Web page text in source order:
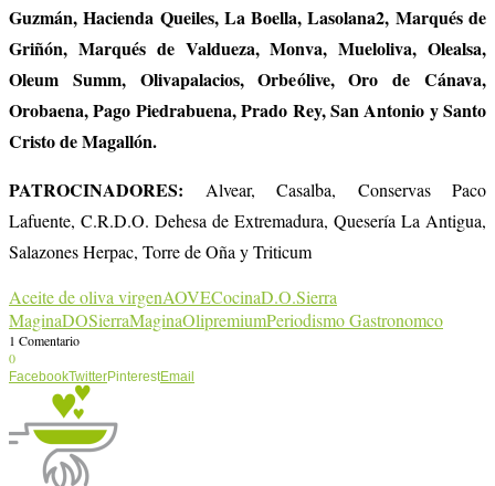
Guzmán, Hacienda Queiles, La Boella, Lasolana2, Marqués de
Griñón, Marqués de Valdueza, Monva, Mueloliva, Olealsa,
Oleum Summ, Olivapalacios, Orbeólive, Oro de Cánava,
Orobaena, Pago Piedrabuena, Prado Rey, San Antonio y Santo
Cristo de Magallón.
PATROCINADORES: Alvear, Casalba, Conservas Paco
Lafuente, C.R.D.O. Dehesa de Extremadura, Quesería La Antigua,
Salazones Herpac, Torre de Oña y Triticum
Aceite de oliva virgenAOVECocinaD.O.Sierra
MaginaDOSierraMaginaOlipremiumPeriodismo Gastronomco
1 Comentario
0
FacebookTwitterPinterestEmail